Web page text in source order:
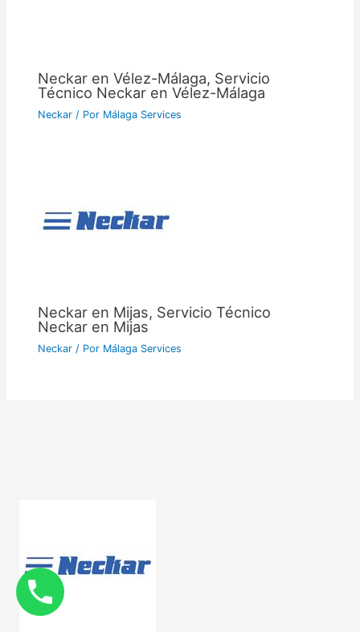
Neckar en Vélez-Málaga, Servicio
Técnico Neckar en Vélez-Málaga
Neckar / Por Málaga Services
Neckar en Mijas, Servicio Técnico
Neckar en Mijas
Neckar / Por Málaga Services